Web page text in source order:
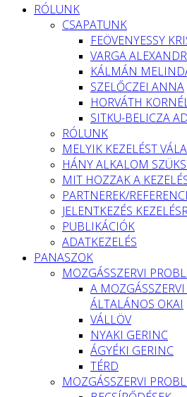
RÓLUNK
CSAPATUNK
FEÖVENYESSY
VARGA
KÁLMÁN
SZELŐCZEI ANNA
HORVÁTH
SITKU-BELICZA
RÓLUNK
MELYIK KEZELÉST
HÁNY ALKALOM
MIT HOZZAK A
PARTNEREK/
JELENTKEZÉS
PUBLIKÁCIÓK
ADATKEZELÉS
PANASZOK
MOZGÁSSZERVI
A
ÁLTALÁNOS OKAI
VÁLLÖV
NYAKI GERINC
ÁGYÉKI GERINC
TÉRD
MOZGÁSSZERVI